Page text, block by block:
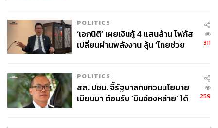
POLITICS
‘เอกนิติ’ เผยเงินกู้ 4 แสนล้าน โฟกัส
เปลี่ยนผ่านพลังงาน ลุ้น ‘ไทยช่วย
311
POLITICS
สส. ปชน. จี้รัฐบาลทบทวนนโยบาย
เมียนมา ต้อนรับ ‘มินอ่องหล่าย’ ได้
259